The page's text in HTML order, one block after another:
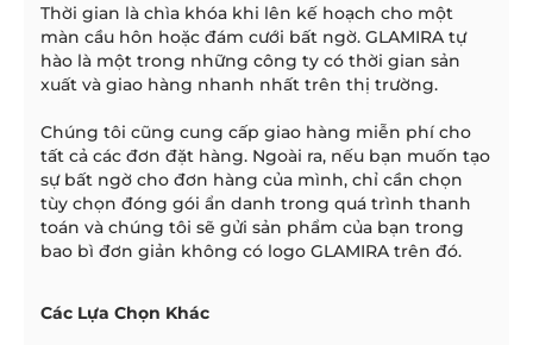
Thời gian là chìa khóa khi lên kế hoạch cho một
màn cầu hôn hoặc đám cưới bất ngờ. GLAMIRA tự
hào là một trong những công ty có thời gian sản
xuất và giao hàng nhanh nhất trên thị trường.
Chúng tôi cũng cung cấp giao hàng miễn phí cho
tất cả các đơn đặt hàng. Ngoài ra, nếu bạn muốn tạo
sự bất ngờ cho đơn hàng của mình, chỉ cần chọn
tùy chọn đóng gói ẩn danh trong quá trình thanh
toán và chúng tôi sẽ gửi sản phẩm của bạn trong
bao bì đơn giản không có logo GLAMIRA trên đó.
Các Lựa Chọn Khác